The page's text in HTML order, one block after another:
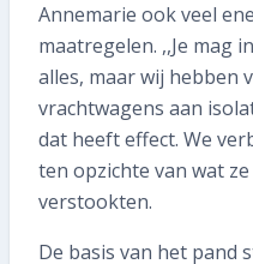
Annemarie ook veel
maatregelen. ,,Je mag
alles, maar wij hebben
vrachtwagens aan
dat heeft effect. We
ten opzichte van wat
verstookten.
De basis van het pand